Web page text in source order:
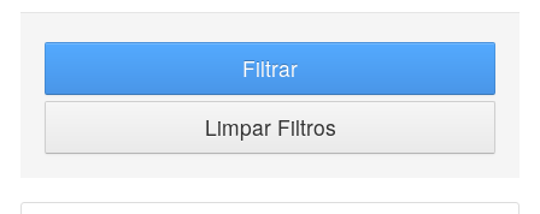
Filtrar
Limpar Filtros